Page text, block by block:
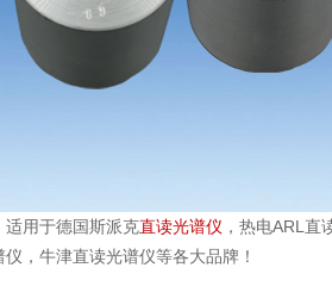
适用于德国斯派克直读光谱仪 ，热电ARL直
仪，牛津直读光谱仪等各大品牌！